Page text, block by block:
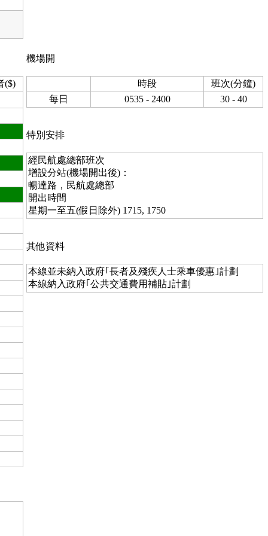
($)
機場開
時段
班次(分鐘)
每日
0535 - 2400 30 - 40
特別安排
經民航處總部班次
增設分站(機場開出後)：
暢達路，民航處總部
開出時間
星期一至五(假日除外) 1715, 1750
其他資料
本線並未納入政府｢長者及殘疾人士乘車優惠｣計劃
本線納入政府｢公共交通費用補貼｣計劃